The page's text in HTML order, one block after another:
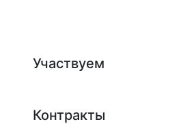
Участвуем
Контракты